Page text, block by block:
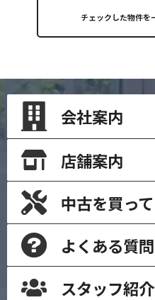
会社案内
店舗案内
中古を買って
よくある質問
スタッフ紹介